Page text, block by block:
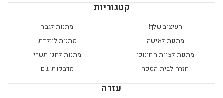
קטגוריות
העיצוב שלך!
מתנות לגבר
מתנות לאישה
מתנות ליולדת
מתנות לצוות החינוכי
מתנות לחגי תשרי
חזרה לבית הספר
מדבקות שם
עזרה